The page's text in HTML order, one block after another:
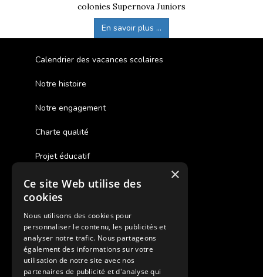
colonies Supernova Juniors
En savoir plus ...
Calendrier des vacances scolaires
Notre histoire
Notre engagement
Charte qualité
Projet éducatif
Des colonies de vacances inclusives
Assurances annulations
Aides financières pour partir en colonie
Charte de confidentialité
×
Ce site Web utilise des
cookies
Nous utilisons des cookies pour
personnaliser le contenu, les publicités et
analyser notre trafic. Nous partageons
également des informations sur votre
utilisation de notre site avec nos
partenaires de publicité et d'analyse qui